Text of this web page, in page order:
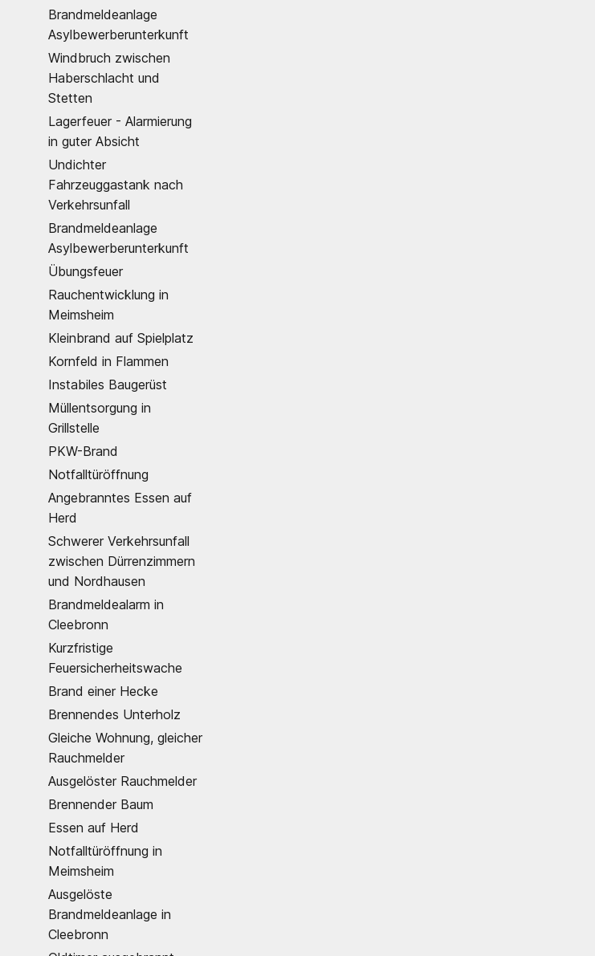
Brandmeldeanlage
Asylbewerberunterkunft
Windbruch zwischen
Haberschlacht und
Stetten
Lagerfeuer - Alarmierung
in guter Absicht
Undichter
Fahrzeuggastank nach
Verkehrsunfall
Brandmeldeanlage
Asylbewerberunterkunft
Übungsfeuer
Rauchentwicklung in
Meimsheim
Kleinbrand auf Spielplatz
Kornfeld in Flammen
Instabiles Baugerüst
Müllentsorgung in
Grillstelle
PKW-Brand
Notfalltüröffnung
Angebranntes Essen auf
Herd
Schwerer Verkehrsunfall
zwischen Dürrenzimmern
und Nordhausen
Brandmeldealarm in
Cleebronn
Kurzfristige
Feuersicherheitswache
Brand einer Hecke
Brennendes Unterholz
Gleiche Wohnung, gleicher
Rauchmelder
Ausgelöster Rauchmelder
Brennender Baum
Essen auf Herd
Notfalltüröffnung in
Meimsheim
Ausgelöste
Brandmeldeanlage in
Cleebronn